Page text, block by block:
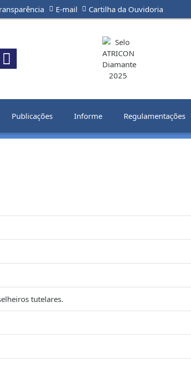
E-mail Cartilha da Ouvidoria
Publicações Informe Regulamentações
tutelares.